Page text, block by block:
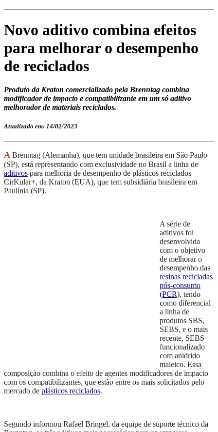
Novo aditivo combina efeitos
para melhorar o desempenho
de reciclados
Produto da Kraton comercializado pela Brenntag combina
modificador de impacto e compatibilizante em um só aditivo
melhorador de materiais reciclados.
Atualizado em: 14/02/2023
A Brenntag (Alemanha), que tem unidade brasileira em São Paulo
(SP), está representando com exclusividade no Brasil a linha de
aditivos para melhoria de desempenho de plásticos reciclados
CirKular+, da Kraton (EUA), que tem subsidiária brasileira em
Paulínia (SP).
A série de
aditivos foi
desenvolvida
com o objetivo
de melhorar o
desempenho das
resinas recicladas
pós-consumo
(PCR), tendo
como diferencial
a linha de
produtos SBS,
SEBS, e o mais
recente, SEBS
funcionalizado
com anidrido
maleico. Essa
composição combina o efeito de agentes modificadores de impacto
com os compatibilizantes, que estão entre os mais solicitados pelo
mercado de plásticos reciclados.
Segundo informou Rafael Bringel, da equipe de suporte técnico da